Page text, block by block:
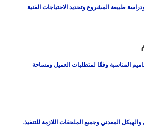
طبيعة المشروع وتحديد الاحتياجات الفنية
المناسبة وفقًا لمتطلبات العميل ومساحة
المعدني وجميع الملحقات اللازمة للتنفيذ.